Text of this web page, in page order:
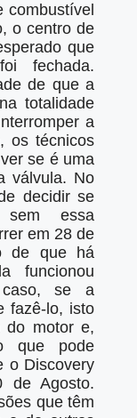
combustível
o centro de
que
fechada.
de que a
totalidade
a
os técnicos
se é uma
válvula. No
decidir se
sem essa
em 28 de
de que há
funcionou
caso, se a
fazê-lo, isto
do motor e,
que pode
o Discovery
de Agosto.
que têm